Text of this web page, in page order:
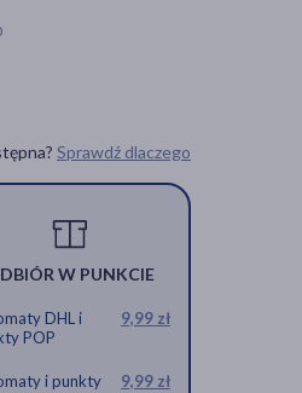
Sprawdź dlaczego
W PUNKCIE
DHL i
POP
9,99 zł
i punkty
9,99 zł